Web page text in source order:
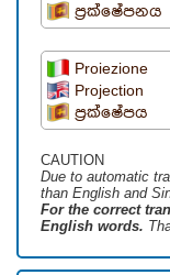
ප්‍රක්ෂේපනය
Proiezione
Projection
ප්‍රක්ෂේපය
CAUTION
Due to automatic
than English and
For the correct
English words.